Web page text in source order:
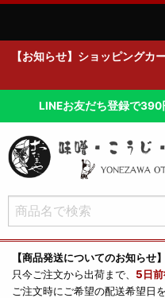
【お知らせ】ショッピングカ
LINEお友だち登録で390
【商品発送についてのお知らせ】
只今ご注文から出荷まで、 5日
ご注文時にご希望の配送希望日